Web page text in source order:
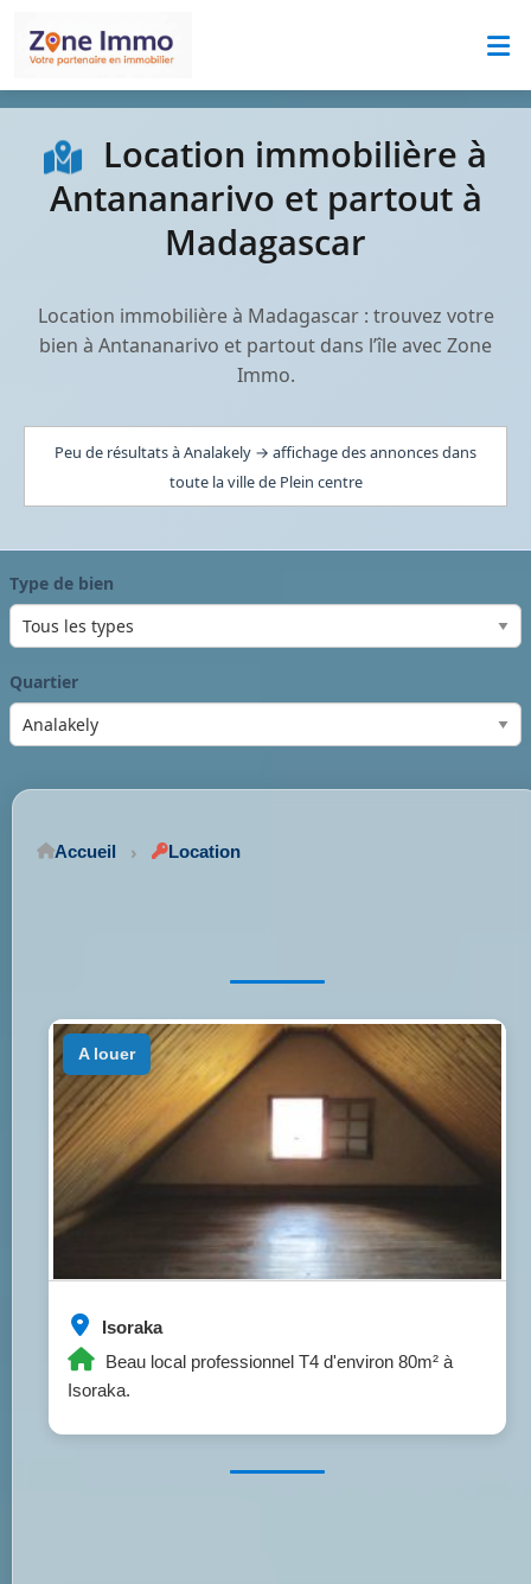
Location immobilière à
Antananarivo et partout à
Madagascar
Location immobilière à Madagascar : trouvez votre
bien à Antananarivo et partout dans l’île avec Zone
Immo.
Peu de résultats à Analakely → affichage des annonces dans
toute la ville de Plein centre
Type de bien
Quartier
Accueil Location
Isoraka
Beau local professionnel T4 d'environ 80m² à
Isoraka.
a louer